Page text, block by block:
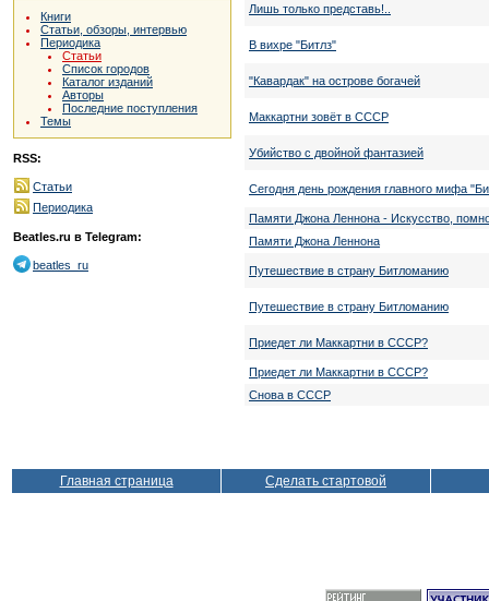
Книги
Статьи, обзоры, интервью
Периодика
Статьи
Список городов
Каталог изданий
Авторы
Последние поступления
Темы
RSS:
Статьи
Периодика
Beatles.ru в Telegram:
beatles_ru
Лишь только представь!..
В вихре "Битлз"
"Кавардак" на острове богачей
Маккартни зовёт в СССР
Убийство с двойной фантазией
Сегодня день рождения главного мифа
Памяти Джона Леннона - Искусство,
Памяти Джона Леннона
Путешествие в страну Битломанию
Путешествие в страну Битломанию
Приедет ли Маккартни в СССР?
Приедет ли Маккартни в СССР?
Снова в СССР
Главная страница Сделать стартовой